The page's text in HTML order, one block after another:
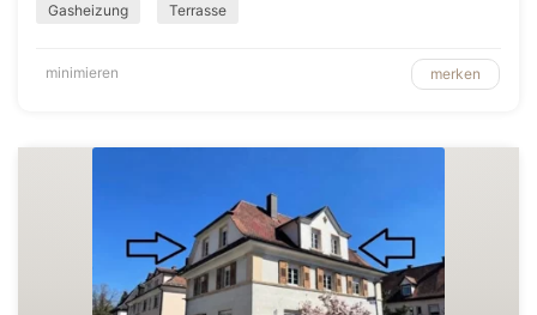
Gasheizung Terrasse
minimieren merken